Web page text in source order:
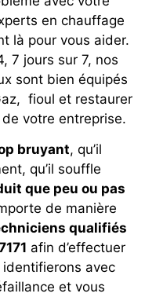
en chauffage
là pour vous aider.
7 jours sur 7, nos
sont bien équipés
fioul et restaurer
votre entreprise.
bruyant, qu’il
qu’il souffle
que peu ou pas
de manière
qualifiés
afin d’effectuer
avec
et vous